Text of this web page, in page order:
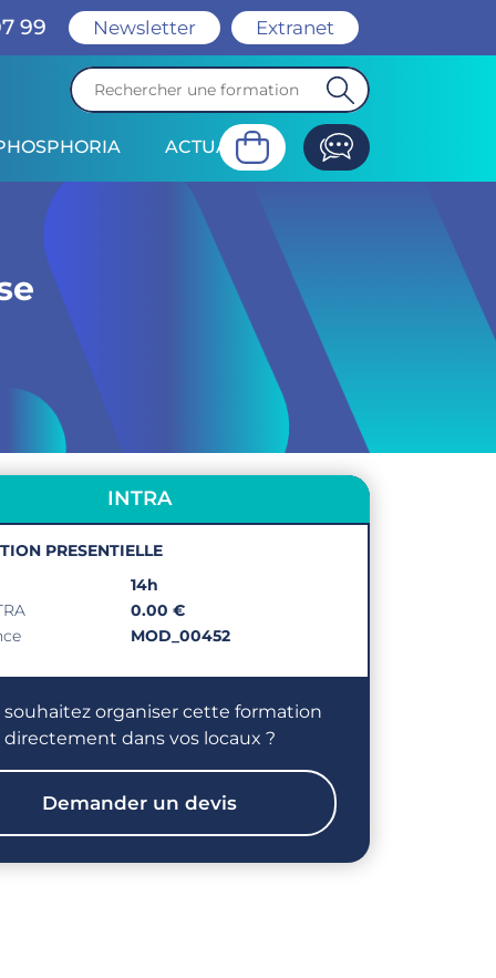
99 Newsletter Extranet
ACTUALITÉ
INTRA
PRESENTIELLE
14h
0.00 €
MOD_00452
souhaitez organiser cette formation
directement dans vos locaux ?
Demander un devis